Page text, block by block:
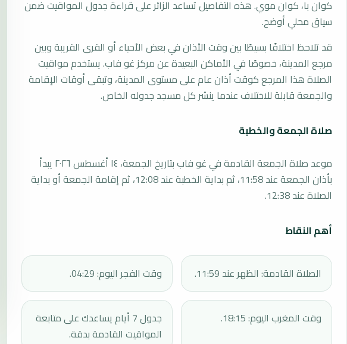
كوان با، كوان موي. هذه التفاصيل تساعد الزائر على قراءة جدول المواقيت ضمن
سياق محلي أوضح.
قد تلاحظ اختلافًا بسيطًا بين وقت الأذان في بعض الأحياء أو القرى القريبة وبين
مرجع المدينة، خصوصًا في الأماكن البعيدة عن مركز غو فاب. يستخدم مواقيت
الصلاة هذا المرجع كوقت أذان عام على مستوى المدينة، وتبقى أوقات الإقامة
والجمعة قابلة للاختلاف عندما ينشر كل مسجد جدوله الخاص.
صلاة الجمعة والخطبة
موعد صلاة الجمعة القادمة في غو فاب بتاريخ الجمعة، ١٤ أغسطس ٢٠٢٦ يبدأ
بأذان الجمعة عند 11:58، ثم بداية الخطبة عند 12:08، ثم إقامة الجمعة أو بداية
الصلاة عند 12:38.
أهم النقاط
الصلاة القادمة: الظهر عند 11:59. وقت الفجر اليوم: 04:29.
وقت المغرب اليوم: 18:15.
جدول 7 أيام يساعدك على متابعة
المواقيت القادمة بدقة.